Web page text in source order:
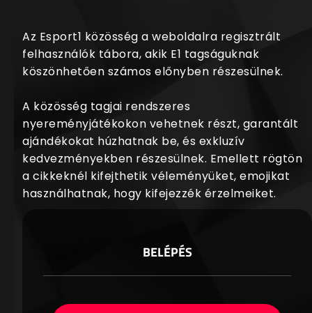
Az Esport1 közösség a weboldalra regisztrált
felhasználók tábora, akik E1 tagságuknak
köszönhetően számos előnyben részesülnek.
A közösség tagjai rendszeres
nyereményjátékokon vehetnek részt, garantált
ajándékokat húzhatnak be, és exkluzív
kedvezményekben részesülnek. Emellett rögtön
a cikkeknél kifejthetik véleményüket, emojikat
használhatnak, hogy kifejezzék érzelmeiket.
BELÉPÉS